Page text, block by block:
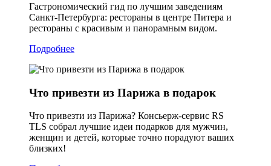
Гастрономический гид по лучшим заведениям
Санкт-Петербурга: рестораны в центре Питера и
рестораны с красивым и панорамным видом.
Подробнее
Что привезти из Парижа в подарок
Что привезти из Парижа? Консьерж-сервис RS
TLS собрал лучшие идеи подарков для мужчин,
женщин и детей, которые точно порадуют ваших
близких!